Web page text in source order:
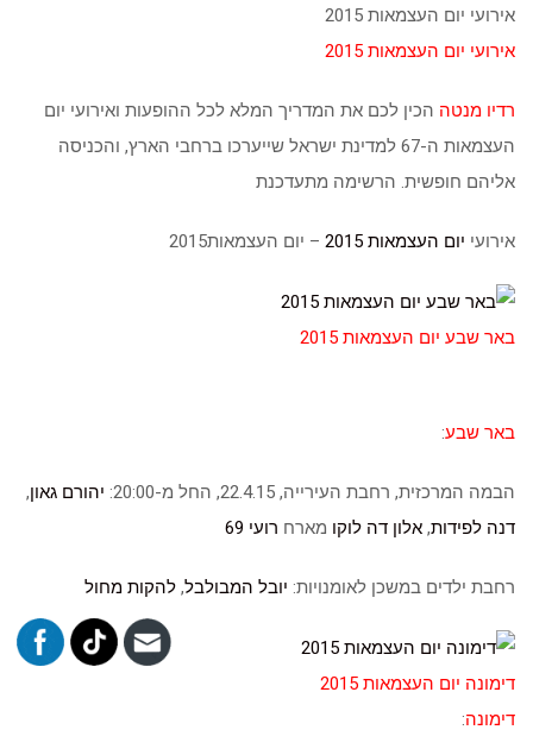
אירועי יום העצמאות 2015
אירועי יום העצמאות 2015
רדיו מנטה הכין לכם את המדריך המלא לכל ההופעות ואירועי יום
העצמאות ה-67 למדינת ישראל שייערכו ברחבי הארץ, והכניסה
אליהם חופשית. הרשימה מתעדכנת
אירועי יום העצמאות 2015 – יום העצמאות2015
באר שבע יום העצמאות 2015
באר שבע:
הבמה המרכזית, רחבת העירייה, 22.4.15, החל מ-20:00: יהורם גאון,
דנה לפידות, אלון דה לוקו מארח רועי 69
רחבת ילדים במשכן לאומנויות: יובל המבולבל, להקות מחול
דימונה יום העצמאות 2015
דימונה: